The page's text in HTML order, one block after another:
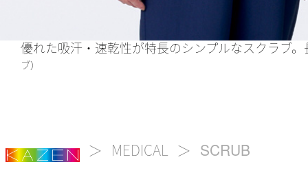
優れた吸汗・速乾性が特長のシンプルなスクラブ
ブ）
MEDICAL SCRUB